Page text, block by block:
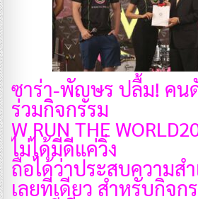
ซาร่า-พัญษร ปลื้ม! คน
ร่วมกิจกรรม
W RUN THE
ไม่ได้มีดีแค่วิ่ง
ถือได้ว่าประสบความส
เลยทีเดียว สำหรับกิจก